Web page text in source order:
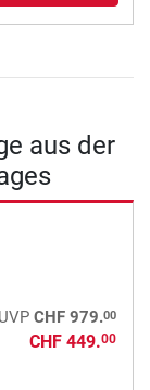
aus der
UVP CHF 979.00
CHF 449.00